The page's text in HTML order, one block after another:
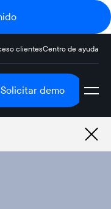
clientesCentro de ayuda
Solicitar demo